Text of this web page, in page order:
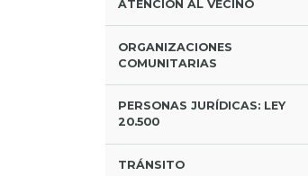
ATENCIÓN AL VECINO
ORGANIZACIONES
COMUNITARIAS
PERSONAS JURÍDICAS: LEY
20.500
TRÁNSITO